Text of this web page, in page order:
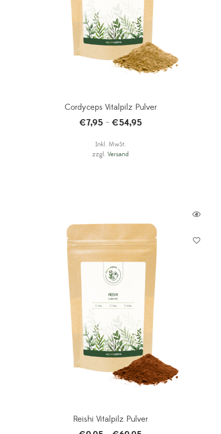
Cordyceps Vitalpilz Pulver
€7,95 – €54,95
Inkl. MwSt.
zzgl. Versand
Reishi Vitalpilz Pulver